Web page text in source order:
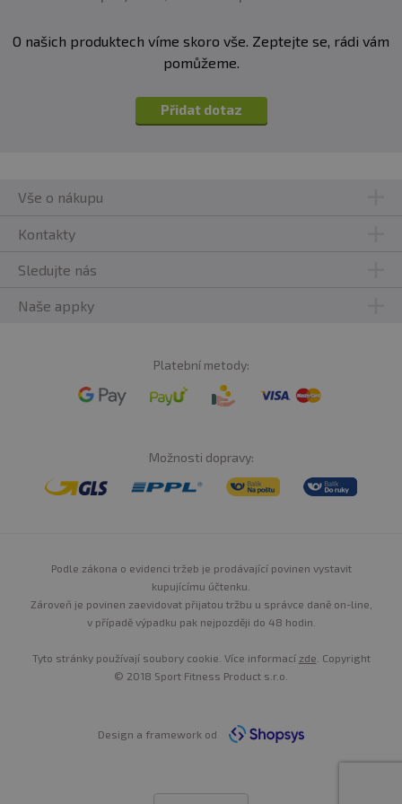
glukózy s vodou
pro maximální efekt užívejte 8 až 10 kapslí Creatine
O našich produktech víme skoro vše. Zeptejte se, rádi vám
pomůžeme.
Přidat dotaz
Vše o nákupu
Kontakty
Sledujte nás
Naše appky
Platební metody:
Možnosti dopravy:
Podle zákona o evidenci tržeb je prodávající povinen vystavit
kupujícímu účtenku.
Zároveň je povinen zaevidovat přijatou tržbu u správce daně on-line,
v případě výpadku pak nejpozději do 48 hodin.
Tyto stránky používají soubory cookie. Více informací zde . Copyright
© 2018 Sport Fitness Product s.r.o.
Design a framework od